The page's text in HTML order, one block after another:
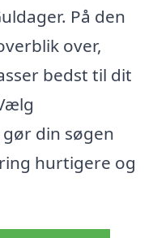
På den
over,
bedst til dit
din søgen
hurtigere og